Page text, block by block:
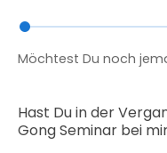
Möchtest Du noch
Hast Du in der
Gong Seminar bei